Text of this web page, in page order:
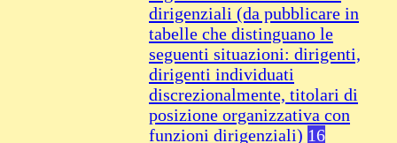
dirigenziali (da pubblicare in
tabelle che distinguano le
seguenti situazioni: dirigenti,
dirigenti individuati
discrezionalmente, titolari di
posizione organizzativa con
funzioni dirigenziali) 16